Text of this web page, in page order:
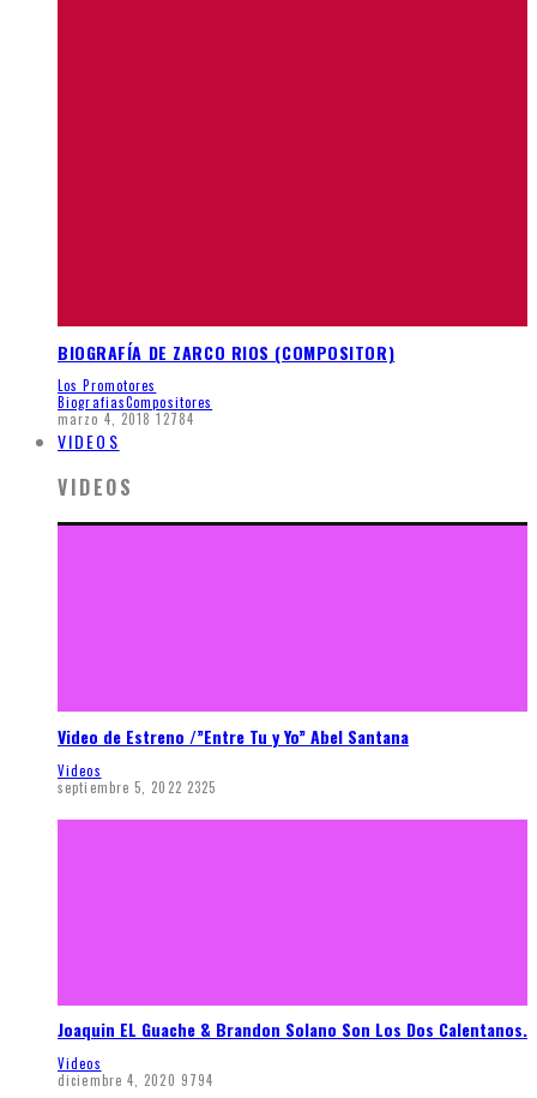
BIOGRAFÍA DE ZARCO RIOS (COMPOSITOR)
Los Promotores
BiografiasCompositores
marzo 4, 2018 12784
VIDEOS
VIDEOS
Video de Estreno /”Entre Tu y Yo” Abel Santana
Videos
septiembre 5, 2022 2325
Joaquin EL Guache & Brandon Solano Son Los Dos Calentanos.
Videos
diciembre 4, 2020 9794